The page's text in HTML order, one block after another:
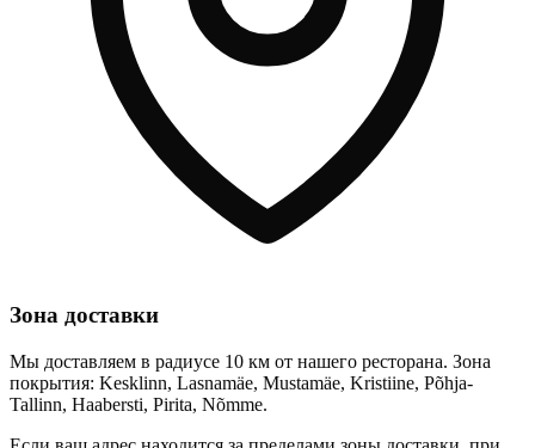
Зона доставки
Мы доставляем в радиусе 10 км от нашего ресторана. Зона
покрытия: Kesklinn, Lasnamäe, Mustamäe, Kristiine, Põhja-
Tallinn, Haabersti, Pirita, Nõmme.